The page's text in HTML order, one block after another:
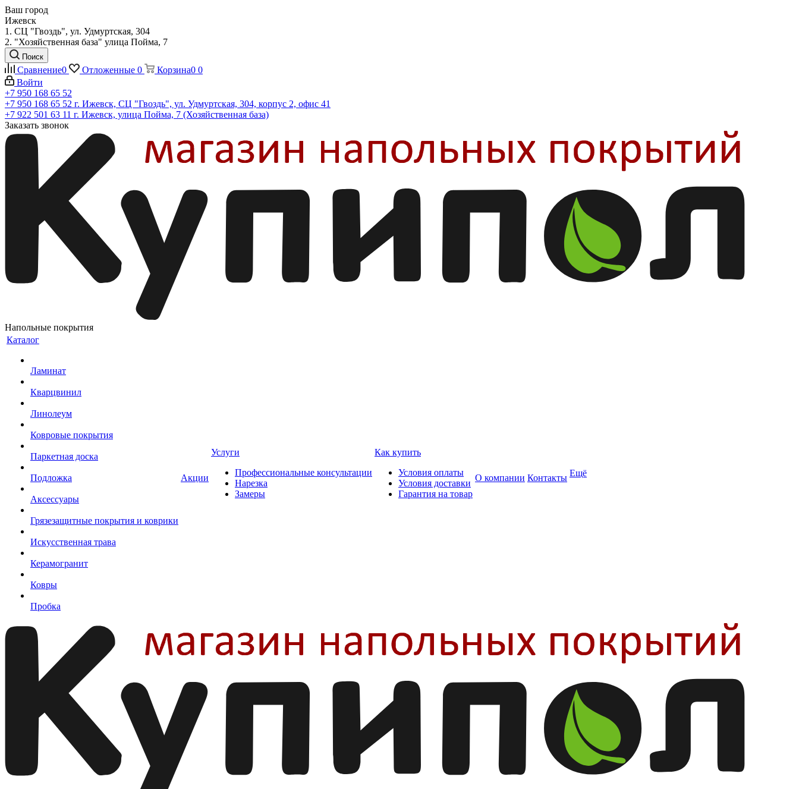
Ваш город
Ижевск
1. СЦ "Гвоздь", ул. Удмуртская, 304
2. "Хозяйственная база" улица Пойма, 7
Поиск
Сравнение0 Отложенные 0 Корзина0 0
Войти
+7 950 168 65 52
+7 950 168 65 52 г. Ижевск, СЦ "Гвоздь", ул. Удмуртская, 304, корпус 2, офис 41
+7 922 501 63 11 г. Ижевск, улица Пойма, 7 (Хозяйственная база)
Заказать звонок
Напольные покрытия
Каталог
Ламинат
Кварцвинил
Линолеум
Ковровые покрытия
Паркетная доска
Подложка
Аксессуары
Грязезащитные покрытия и коврики
Искусственная трава
Керамогранит
Ковры
Пробка
Акции
Услуги
Профессиональные консультации
Нарезка
Замеры
Как купить
Условия оплаты
Условия доставки
Гарантия на товар
О компании Контакты Ещё